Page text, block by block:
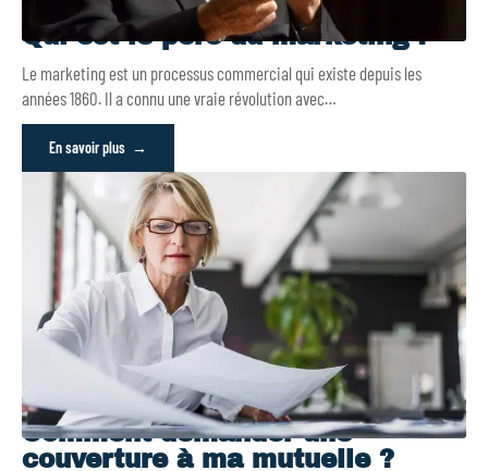
Qui est le père du marketing ?
Le marketing est un processus commercial qui existe depuis les
années 1860. Il a connu une vraie révolution avec…
En savoir plus
Comment demander une
couverture à ma mutuelle ?